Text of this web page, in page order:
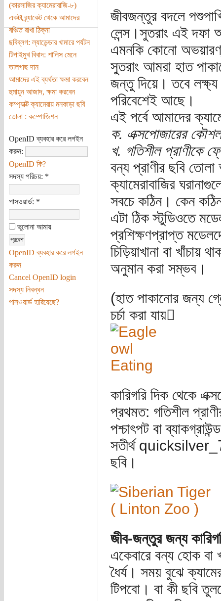
(কারসাজির ক্যামেরাবাজি-৮)
একটা ব্র্যাকেট থেকে আমাদের
বঞ্চিত রাখা ঠিক্না
ছবিব্লগ: ল্যাভেন্ডার খামারে পর্যটন
টিপাইমুখ বিবাদ: শালিস মেনে
তালগাছ দান
আমাদের এই ব্যর্থতা ক্ষমা করবেন
হুমায়ুন আজাদ, ক্ষমা করবেন
কম্প্যাক্ট ক্যামেরায় মনকাড়া ছবি
তোলা : কম্পোজিশন
OpenID ব্যবহার করে লগইন
করুন:
OpenID কি?
সদস্য পরিচয়: *
পাসওয়ার্ড: *
ভুলোনা আমায়
OpenID ব্যবহার করে লগইন
করুন
Cancel OpenID login
সদস্য নিবন্ধন
পাসওয়ার্ড হারিয়েছে?
জীবজন্তুর বদলে
লেন্স।সুতরাং এই দফা
এমনকি কোনো
সুতরাং আমরা হাত
জন্তু দিয়ে। তবে লক্ষ্য
পরিবেশেই আছে।
এই পর্বে আমাদের
ক. এক্সপোজারের
খ. গতিশীল প্রাণীকে
বন্য প্রাণীর ছবি
ক্যামেরাবাজির
সবচে কঠিন। কেন
এটা ঠিক স্টুডিওতে
প্রশিক্ষণপ্রাপ্ত
চিড়িয়াখানা বা
অনুমান করা সম্ভব।
(হাত পাকানোর জন্য
চর্চা করা যায়
কারিগরি দিক থেকে
প্রথমত: গতিশীল
পশ্চাৎপট বা
সতীর্থ quicksilver_71
ছবি।
জীব-জন্তুর জন্য
একেবারে বন্য হোক বা
ধৈর্য। সময় বুঝে
টিপবো। বা কী ছবি